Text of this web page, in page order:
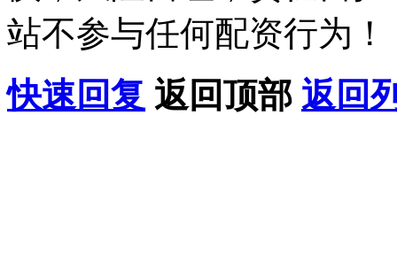
站不参与任何配资行为！
快速回复 返回顶部 返回